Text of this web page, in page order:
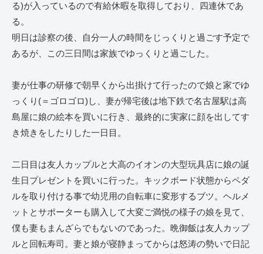
る)が入っているので有給休暇を取得しており、四連休であ
る。
明日は診察の後、自分一人の時間をじっくりと過ごす予定で
あるが、この三日間は家族でゆっくりと過ごした。
妻が仕事の研修で朝早くから出掛けて行ったので娘と家でゆ
っくり(＝ゴロゴロ)し、妻が帰宅後は地下鉄で名古屋駅は高
島屋に娘の絵本を買いに行き、最終的に実家に顔を出してす
き焼きをしたりした一日目。
二日目は友人カップルと大高のイオンの大型玩具店に娘の誕
生日プレゼントを買いに行った。キックボード状態からペダ
ルを取り付ける事で幼児用の自転車に変形するブツ。ヘルメ
ットとサポーターも購入して大変ご満悦の様子の娘を見て、
僕も妻もまんざらでもないのであった。晩御飯は友人カップ
ルと回転寿司。妻と娘が寝静まってからは怒涛の勢いで日記